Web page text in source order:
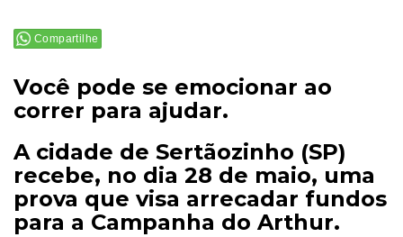
Compartilhe
Você pode se emocionar ao
correr para ajudar.
A cidade de Sertãozinho (SP)
recebe, no dia 28 de maio, uma
prova que visa arrecadar fundos
para a Campanha do Arthur.